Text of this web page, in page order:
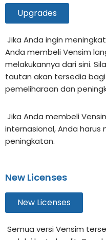
Upgrades
Jika Anda ingin
Anda membeli Vensim
melakukannya dari sini.
tautan akan tersedia
pemeliharaan dan
Jika Anda membeli
internasional, Anda harus
peningkatan.
New Licenses
New Licenses
Semua versi Vensim